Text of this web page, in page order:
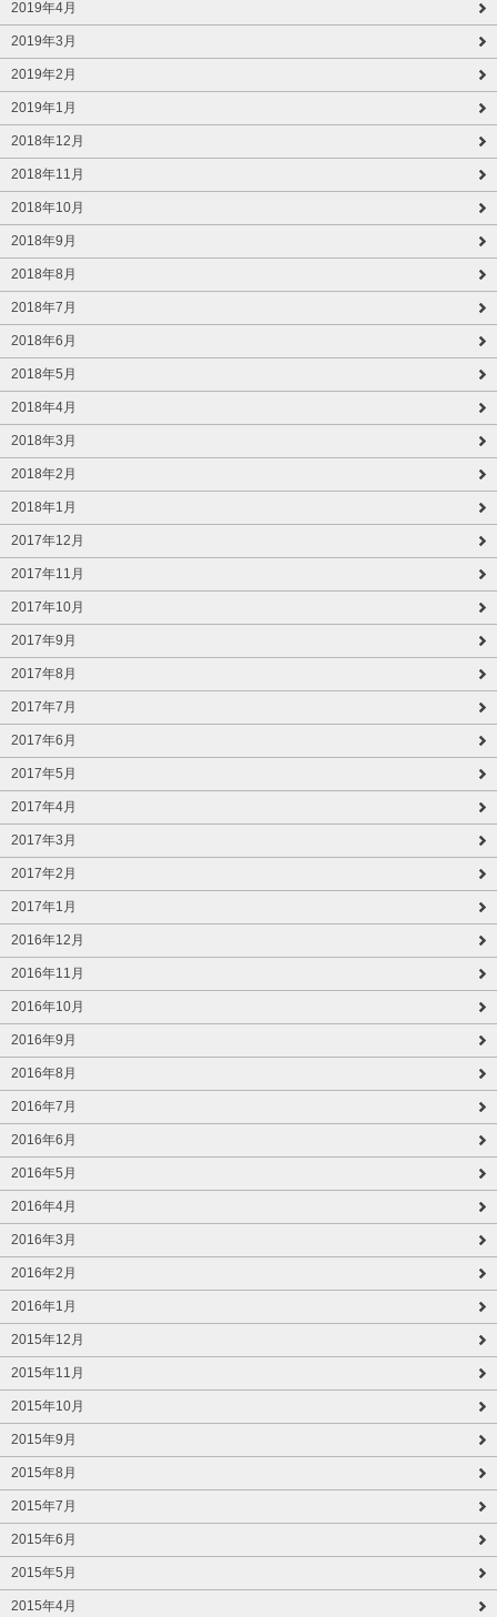
2019年4月
2019年3月
2019年2月
2019年1月
2018年12月
2018年11月
2018年10月
2018年9月
2018年8月
2018年7月
2018年6月
2018年5月
2018年4月
2018年3月
2018年2月
2018年1月
2017年12月
2017年11月
2017年10月
2017年9月
2017年8月
2017年7月
2017年6月
2017年5月
2017年4月
2017年3月
2017年2月
2017年1月
2016年12月
2016年11月
2016年10月
2016年9月
2016年8月
2016年7月
2016年6月
2016年5月
2016年4月
2016年3月
2016年2月
2016年1月
2015年12月
2015年11月
2015年10月
2015年9月
2015年8月
2015年7月
2015年6月
2015年5月
2015年4月